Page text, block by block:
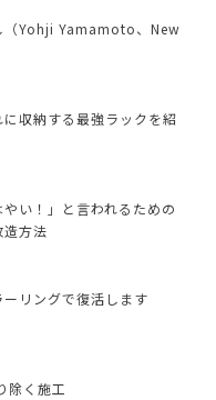
（Yohji Yamamoto、New
収納する最強ラックを紹
やい！」と言われるための
方法
リングで復活します
除く施工